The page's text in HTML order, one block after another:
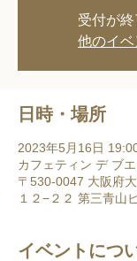
受付が
他のイ
日時・場所
2023年5月16日
カフェティン デ ブ
〒530-0047 大阪府
１２−２２ 第三青山
イベントにつ